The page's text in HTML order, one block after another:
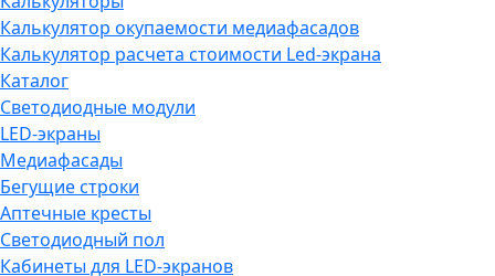
Калькулятор окупаемости медиафасадов
Калькулятор расчета стоимости Led-экрана
Каталог
Светодиодные модули
LED-экраны
Медиафасады
Бегущие строки
Аптечные кресты
Светодиодный пол
Кабинеты для LED-экранов